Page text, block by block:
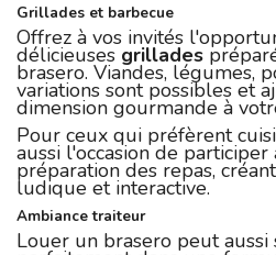
Grillades et barbecue
Offrez à vos invités
délicieuses grillades
brasero. Viandes, légumes,
variations sont possibles et
dimension gourmande à
Pour ceux qui préfèrent
aussi l'occasion de
préparation des repas,
ludique et interactive.
Ambiance traiteur
Louer un brasero peut